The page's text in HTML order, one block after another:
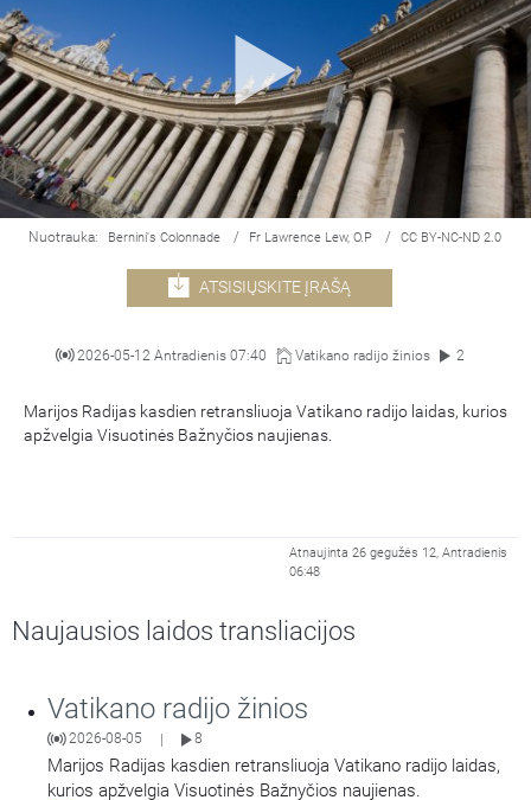
Nuotrauka: Bernini's Colonnade / Fr Lawrence Lew, O.P / CC BY-NC-ND 2.0
ATSISIŲSKITE ĮRAŠĄ
2026-05-12 Antradienis 07:40 Vatikano radijo žinios 2
Marijos Radijas kasdien retransliuoja Vatikano radijo laidas, kurios
apžvelgia Visuotinės Bažnyčios naujienas.
Atnaujinta 26 gegužės 12, Antradienis
06:48
Naujausios laidos transliacijos
Vatikano radijo žinios
2026-08-05 8
Marijos Radijas kasdien retransliuoja Vatikano radijo laidas,
kurios apžvelgia Visuotinės Bažnyčios naujienas.